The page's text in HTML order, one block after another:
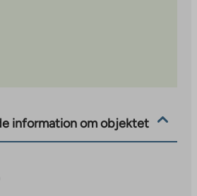
information om objektet